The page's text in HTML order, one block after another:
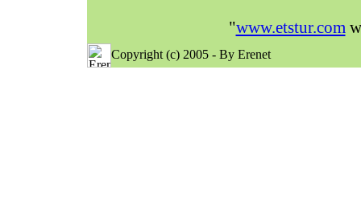
"www.etstur.com
Copyright (c) 2005 - By Erenet